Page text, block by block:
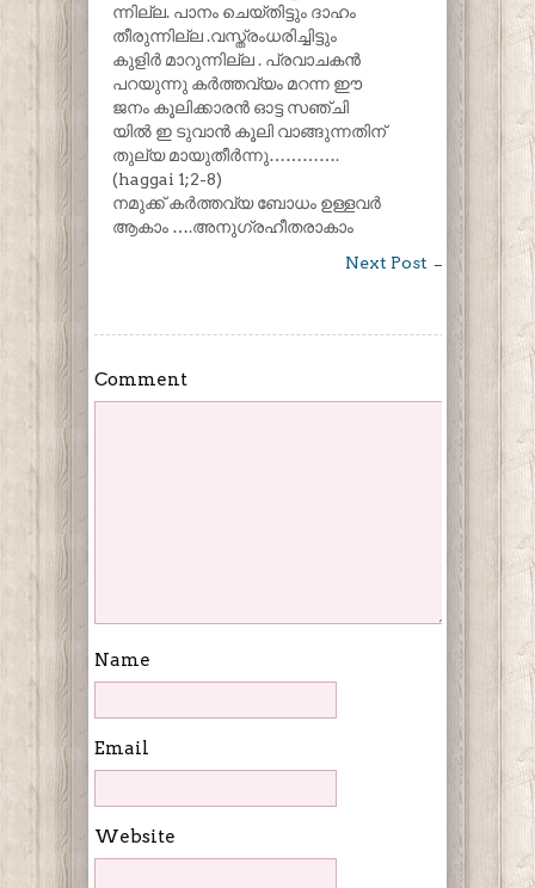
ന്നില്ല. പാനം ചെയ്തിട്ടും ദാഹം
തീരുന്നില്ല .വസ്ത്രംധരിച്ചിട്ടും
കുളിർ മാറുന്നില്ല . പ്രവാചകൻ
പറയുന്നു കർത്തവ്യം മറന്ന ഈ
ജനം കൂലിക്കാരൻ ഓട്ട സഞ്ചി
യിൽ ഇ ടുവാൻ കൂലി വാങ്ങുന്നതിന്
തുല്യ മായുതീർന്നു………….
(haggai 1;2-8)
നമുക്ക് കർത്തവ്യ ബോധം ഉള്ളവർ
ആകാം ….അനുഗ്രഹീതരാകാം
Next Post →
Comment
Name
Email
Website